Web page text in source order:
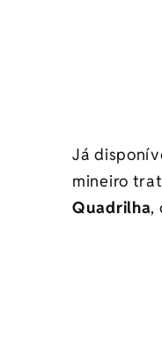
Já
mineiro
Quadrilha,